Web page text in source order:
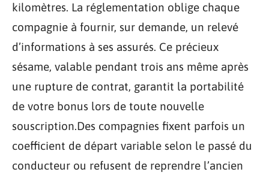
kilomètres. La réglementation oblige chaque
compagnie à fournir, sur demande, un relevé
d’informations à ses assurés. Ce précieux
sésame, valable pendant trois ans même après
une rupture de contrat, garantit la portabilité
de votre bonus lors de toute nouvelle
souscription.Des compagnies fixent parfois un
coefficient de départ variable selon le passé du
conducteur ou refusent de reprendre l’ancien